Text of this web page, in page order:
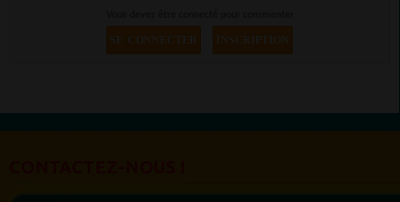
SE CONNECTER INSCRIPTION